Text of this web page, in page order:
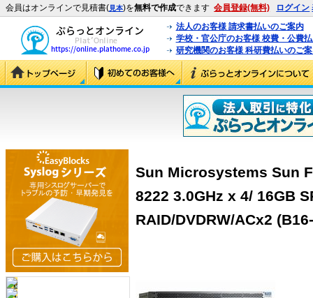
会員はオンラインで見積書(見本)を無料で作成できます 会員登録(無料) ログイン
法人のお客様 請求書払いのご案内
学校・官公庁のお客様 校費・公費
研究機関のお客様 科研費払いのご
Sun Microsystems Sun
8222 3.0GHz x 4/ 16GB
RAID/DVDRW/ACx2